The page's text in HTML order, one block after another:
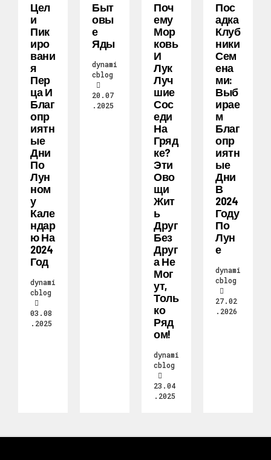
Цел
И
Пик
Иро
Вани
Я
Пер
Ца И
Благ
Опр
Иятн
Ые
Дни
По
Лун
Ном
У
Кале
Ндар
Ю На
2024
Год
dynami
cblog
03.08
.2025
Быт
Овы
Е
Яды
dynami
cblog
20.07
.2025
Поч
Ему
Мор
Ковь
И
Лук
Луч
Шие
Сос
Еди
На
Гряд
Ке?
Эти
Ово
Щи
Жит
Ь
Друг
Без
Друг
А Не
Мог
Ут,
Толь
Ко
Ряд
Ом!
dynami
cblog
23.04
.2025
Пос
Адка
Клуб
Ники
Сем
Ена
Ми:
Выб
Ирае
М
Благ
Опр
Иятн
Ые
Дни
В
2024
Году
По
Лун
Е
dynami
cblog
27.02
.2026